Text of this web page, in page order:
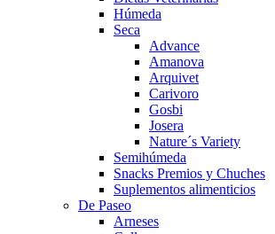
Húmeda
Seca
Advance
Amanova
Arquivet
Carivoro
Gosbi
Josera
Nature´s Variety
Semihúmeda
Snacks Premios y Chuches
Suplementos alimenticios
De Paseo
Arneses